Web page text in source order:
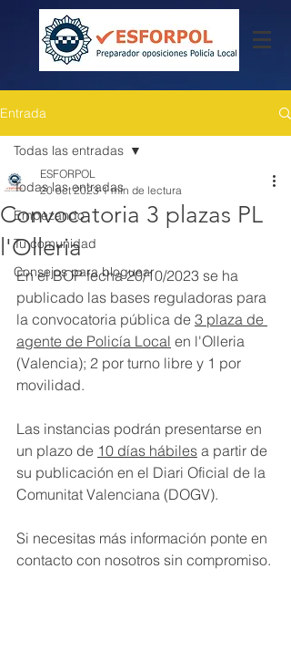
Entrada
Todas las entradas
Empezando
Tu comunidad
Consejos para bloguear
Todas las entradas
Convocatoria 3 plazas PL
l'Olleria
ESFORPOL
20 oct 2023 1 min de lectura
En el BOP fecha 20/10/2023 se ha
publicado las bases reguladoras para
la convocatoria pública de 3 plaza de
agente de Policía Local en l'Olleria
(Valencia); 2 por turno libre y 1 por
movilidad.
Las instancias podrán presentarse en
un plazo de 10 días hábiles a partir de
su publicación en el Diari Oficial de la
Comunitat Valenciana (DOGV).
Si necesitas más información ponte en
contacto con nosotros sin compromiso.